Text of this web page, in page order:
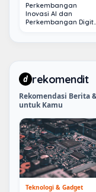
Perkembangan
Inovasi AI dan
Perkembangan Digital
d rekomendit
Rekomendasi Berita
untuk Kamu
Teknologi & Gadget